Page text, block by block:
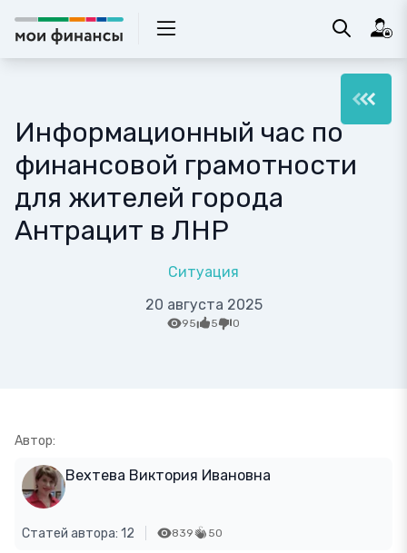
Информационный час по
финансовой грамотности
для жителей города
Антрацит в ЛНР
Ситуация
20 августа 2025
95 5 0
Автор:
Вехтева Виктория Ивановна
Статей автора: 12 839 50